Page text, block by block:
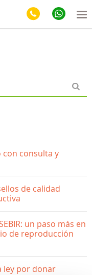
con consulta y
de calidad
un paso más en
de reproducción
ley por donar